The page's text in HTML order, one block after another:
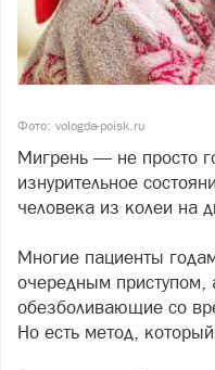
Фото: vologda-poisk.ru
Мигрень — не просто
изнурительное
человека из колеи на
Многие пациенты
очередным приступом,
обезболивающие со
Но есть метод,